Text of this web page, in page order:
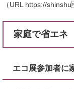
（URL https://
家庭で省エネ
エコ展参加者に